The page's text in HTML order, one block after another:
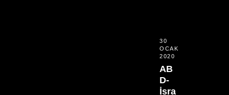
30
OCAK
2020
AB
D-
İsra